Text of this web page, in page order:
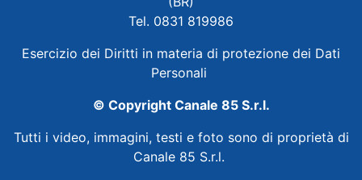
Tel. 0831 819986
Esercizio dei Diritti in materia di protezione dei Dati
Personali
© Copyright Canale 85 S.r.l.
Tutti i video, immagini, testi e foto sono di proprietà di
Canale 85 S.r.l.